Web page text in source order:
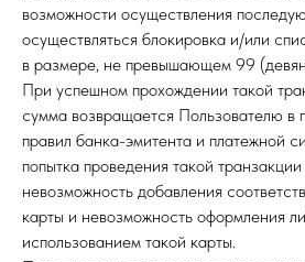
возможности осуществления
осуществляться блокировка и/или
в размере, не превышающем 99
При успешном прохождении такой
сумма возвращается Пользователю в
правил банка-эмитента и платежной
попытка проведения такой
невозможность добавления
карты и невозможность оформления
использованием такой карты.